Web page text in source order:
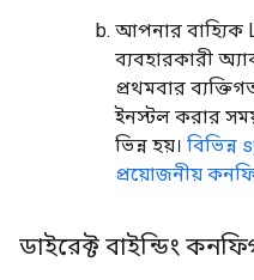
আপনার বাহ্যিক
ব্যবহারকারী
প্রথমবার
ইনস্টল করার
ভিন্ন হয়। বিভিন্ন
প্রয়োজনীয়
ডাইরেক্ট বাইন্ডিং